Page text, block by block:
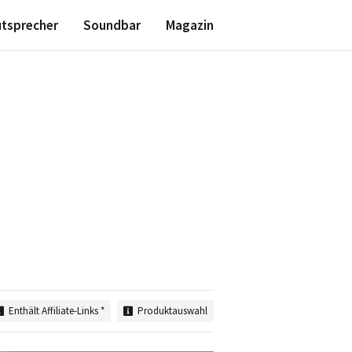
Soundbar Magazin
Enthält Affiliate-Links * Produktauswahl